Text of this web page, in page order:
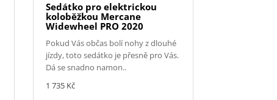
Sedátko pro elektrickou
koloběžkou Mercane
Widewheel PRO 2020
Pokud Vás občas bolí nohy z dlouhé
jízdy, toto sedátko je přesně pro Vás.
Dá se snadno namon..
1 735 Kč